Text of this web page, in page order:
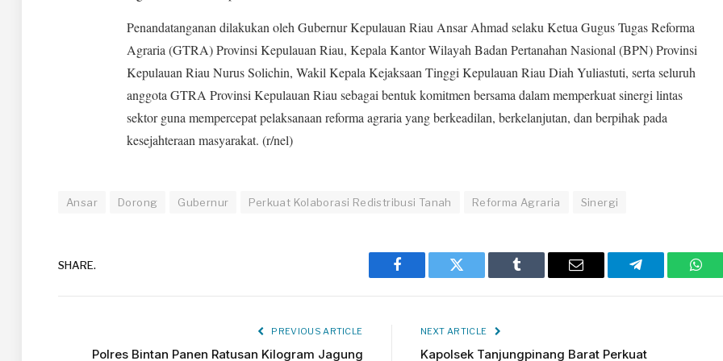
Penandatanganan dilakukan oleh Gubernur Kepulauan Riau Ansar Ahmad selaku Ketua Gugus Tugas Reforma
Agraria (GTRA) Provinsi Kepulauan Riau, Kepala Kantor Wilayah Badan Pertanahan Nasional (BPN) Provinsi
Kepulauan Riau Nurus Solichin, Wakil Kepala Kejaksaan Tinggi Kepulauan Riau Diah Yuliastuti, serta seluruh
anggota GTRA Provinsi Kepulauan Riau sebagai bentuk komitmen bersama dalam memperkuat sinergi lintas
sektor guna mempercepat pelaksanaan reforma agraria yang berkeadilan, berkelanjutan, dan berpihak pada
kesejahteraan masyarakat. (r/nel)
Ansar Dorong Gubernur Perkuat Kolaborasi Redistribusi Tanah Reforma Agraria Sinergi
SHARE.
Facebook Twitter Tumblr Email Telegram
PREVIOUS ARTICLE
Polres Bintan Panen Ratusan Kilogram Jagung
NEXT ARTICLE
Kapolsek Tanjungpinang Barat Perkuat